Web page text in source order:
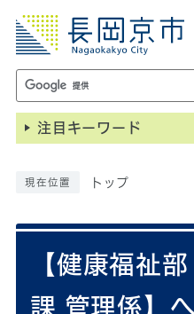
注目キーワード
現在位置 トップ
【健康福祉
課 管理係】